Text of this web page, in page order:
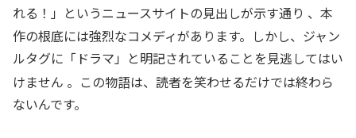
れる！」というニュースサイトの見出しが示す通り 、本
作の根底には強烈なコメディがあります。しかし、ジャン
ルタグに「ドラマ」と明記されていることを見逃してはい
けません 。この物語は、読者を笑わせるだけでは終わら
ないんです。